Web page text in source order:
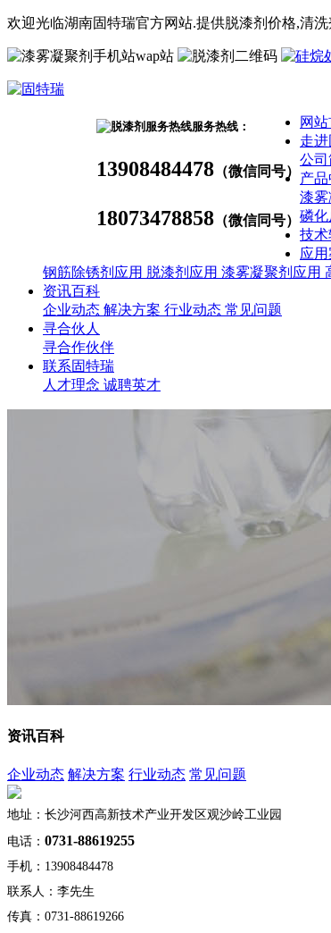
欢迎光临湖南固特瑞官方网站.提供脱漆剂价格,清洗
wap站
服务热线：
13908484478 （微信同号）
18073478858 （微信同号）
网
走
公司
产
漆雾
磷化
技术
应用
钢筋除锈剂应用 脱漆剂应用 漆雾凝聚剂应用
资讯百科
企业动态 解决方案 行业动态 常见问题
寻合伙人
寻合作伙伴
联系固特瑞
人才理念 诚聘英才
资讯百科
企业动态 解决方案 行业动态 常见问题
地址：长沙河西高新技术产业开发区观沙岭工业园
电话： 0731-88619255
手机：13908484478
联系人：李先生
传真：0731-88619266